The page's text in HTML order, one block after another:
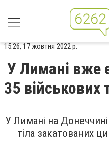
15:26, 17 жовтня 2022 р.
У Лимані вже
35 військових
У Лимані на
тіла закатованих